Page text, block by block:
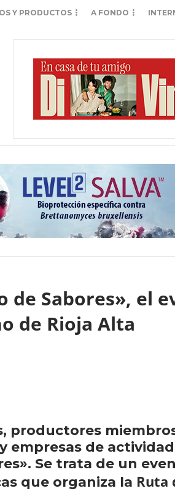
Y PRODUCTOS A FONDO
de Sabores», el
de Rioja Alta
productores
empresas de
Se trata de un
que organiza la Ruta